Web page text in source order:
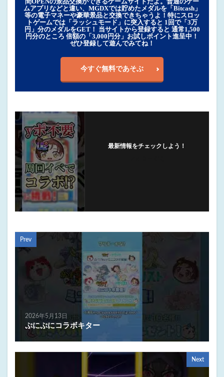
ムアプリなどと違い、MGDXでは貯めたメダルを「Bitcash」
等の電子マネーや豪華景品と交換できちゃうよ！特にスロッ
トゲームでは「ラッシュモード」に突入すると 1回で「3万
円」分のメダルをGET！ 当サイトから登録すると 通常1,500
円分のところ 倍額の「3,000円分」お試しポイント進呈中！
ぜひ登録して遊んでみてね！
今すぐ無料であそぶ
最新情報をチェックしよう！
Prev
2026年5月13日
ぷにぷにコラボキター
Next